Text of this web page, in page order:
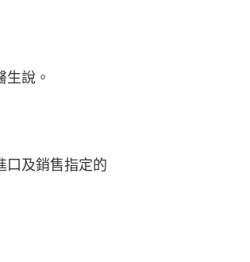
說。
口及銷售指定的